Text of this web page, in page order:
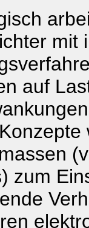
mit
auf
zum